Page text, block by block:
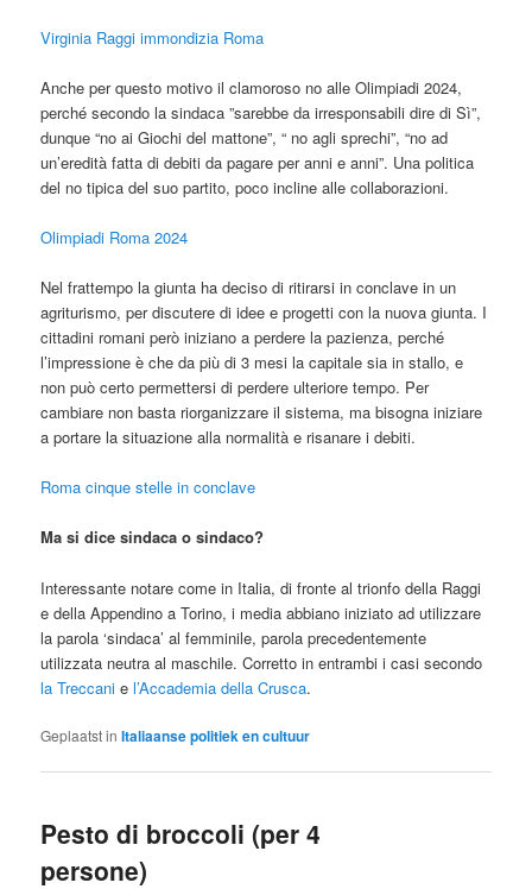
Virginia Raggi immondizia Roma
Anche per questo motivo il clamoroso no alle Olimpiadi 2024,
perché secondo la sindaca ”sarebbe da irresponsabili dire di Sì”,
dunque “no ai Giochi del mattone”, “ no agli sprechi”, “no ad
un’eredità fatta di debiti da pagare per anni e anni”. Una politica
del no tipica del suo partito, poco incline alle collaborazioni.
Olimpiadi Roma 2024
Nel frattempo la giunta ha deciso di ritirarsi in conclave in un
agriturismo, per discutere di idee e progetti con la nuova giunta. I
cittadini romani però iniziano a perdere la pazienza, perché
l’impressione è che da più di 3 mesi la capitale sia in stallo, e
non può certo permettersi di perdere ulteriore tempo. Per
cambiare non basta riorganizzare il sistema, ma bisogna iniziare
a portare la situazione alla normalità e risanare i debiti.
Roma cinque stelle in conclave
Ma si dice sindaca o sindaco?
Interessante notare come in Italia, di fronte al trionfo della Raggi
e della Appendino a Torino, i media abbiano iniziato ad utilizzare
la parola ‘sindaca’ al femminile, parola precedentemente
utilizzata neutra al maschile. Corretto in entrambi i casi secondo
la Treccani el’Accademia della Crusca.
Geplaatst in Italiaanse politiek en cultuur
Pesto di broccoli (per 4
persone)